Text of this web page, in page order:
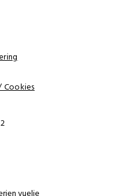
Cookies